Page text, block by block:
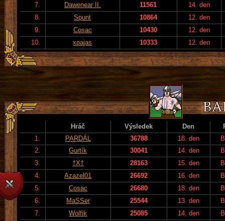
7.
Dawenear II. 11561
14. den
8.
Spunt 10864
12. den
9.
Cosac 10430
12. den
10.
xpajas 10333 12. den
Hráč Výsledek Den
1.
PARDÁL 36788 18. den
2.
Gurtík 30041 14. den
3.
†X† 28163 15. den
4.
Azazel01 26692 16. den
5.
Cosac 26680 18. den
6.
MaSSer 25544 13. den
7.
Wolfik 25085 14. den